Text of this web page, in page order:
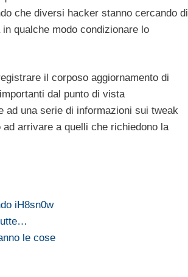
che diversi hacker stanno cercando di
qualche modo condizionare lo
il corposo aggiornamento di
dal punto di vista
ad una serie di informazioni sui tweak
arrivare a quelli che richiedono la
iH8sn0w
le cose